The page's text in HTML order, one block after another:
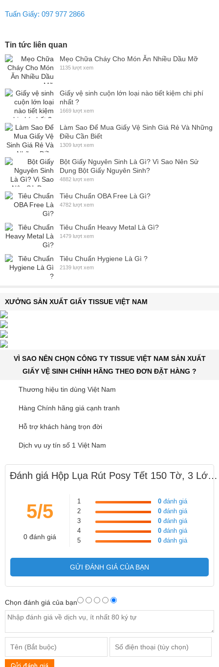
Tuấn Giấy: 097 977 2866
Tin tức liên quan
Mẹo Chữa Cháy Cho Món Ăn Nhiều Dầu Mỡ
1135 lượt xem
Giấy vệ sinh cuộn lớn loại nào tiết kiệm chi phí
nhất ?
1669 lượt xem
Làm Sao Để Mua Giấy Vệ Sinh Giá Rẻ Và Những
Điều Cần Biết
1309 lượt xem
Bột Giấy Nguyên Sinh Là Gì? Vì Sao Nên Sử
Dụng Bột Giấy Nguyên Sinh?
4882 lượt xem
Tiêu Chuẩn OBA Free Là Gì?
4782 lượt xem
Tiêu Chuẩn Heavy Metal Là Gì?
1479 lượt xem
Tiêu Chuẩn Hygiene Là Gì ?
2139 lượt xem
XƯỞNG SẢN XUẤT GIẤY TISSUE VIỆT NAM
VÌ SAO NÊN CHỌN CÔNG TY TISSUE VIỆT NAM SẢN XUẤT
GIẤY VỆ SINH CHÍNH HÃNG THEO ĐƠN ĐẶT HÀNG ?
Thương hiệu tin dùng Việt Nam
Hàng Chính hãng giá cạnh tranh
Hỗ trợ khách hàng trọn đời
Dịch vụ uy tín số 1 Việt Nam
Đánh giá Hộp Lụa Rút Posy Tết 150 Tờ, 3 Lớp cao Cấp
5/5
0 đánh giá
1 0 đánh giá
2
0 đánh giá
3
0 đánh giá
4
0 đánh giá
5
0 đánh giá
GỬI ĐÁNH GIÁ CỦA BẠN
Chọn đánh giá của bạn